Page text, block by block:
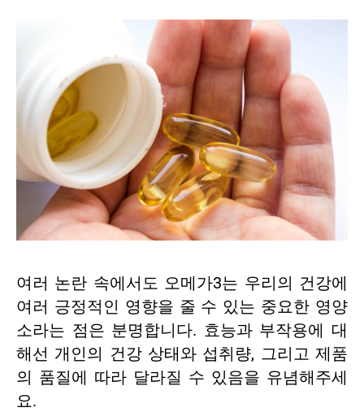
여러 논란 속에서도 오메가3는 우리의 건강에
여러 긍정적인 영향을 줄 수 있는 중요한 영양
소라는 점은 분명합니다. 효능과 부작용에 대
해선 개인의 건강 상태와 섭취량, 그리고 제품
의 품질에 따라 달라질 수 있음을 유념해주세
요.